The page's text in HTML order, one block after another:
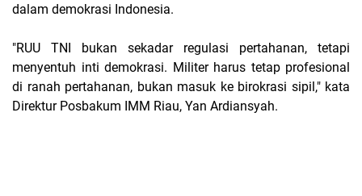
dalam demokrasi Indonesia.
"RUU TNI bukan sekadar regulasi pertahanan, tetapi
menyentuh inti demokrasi. Militer harus tetap profesional
di ranah pertahanan, bukan masuk ke birokrasi sipil,"kata
Direktur Posbakum IMM Riau, Yan Ardiansyah.